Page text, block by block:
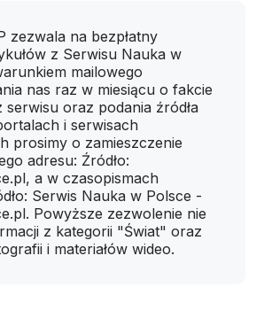
zezwala na bezpłatny
z Serwisu Nauka w
mailowego
nas raz w miesiącu o fakcie
serwisu oraz podania źródła
i serwisach
prosimy o zamieszczenie
adresu: Źródło:
a w czasopismach
Serwis Nauka w Polsce -
Powyższe zezwolenie nie
z kategorii "Świat" oraz
i materiałów wideo.